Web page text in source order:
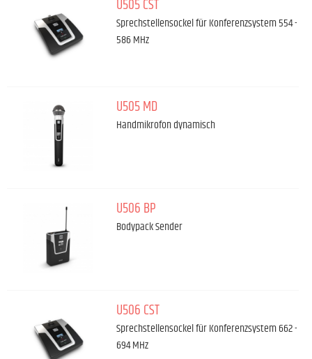
U505 CST
Sprechstellensockel für Konferenzsystem 554 -
586 MHz
U505 MD
Handmikrofon dynamisch
U506 BP
Bodypack Sender
U506 CST
Sprechstellensockel für Konferenzsystem 662 -
694 MHz